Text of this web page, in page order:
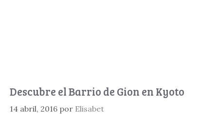
Descubre el Barrio de Gion en Kyoto
14 abril, 2016 por Elisabet